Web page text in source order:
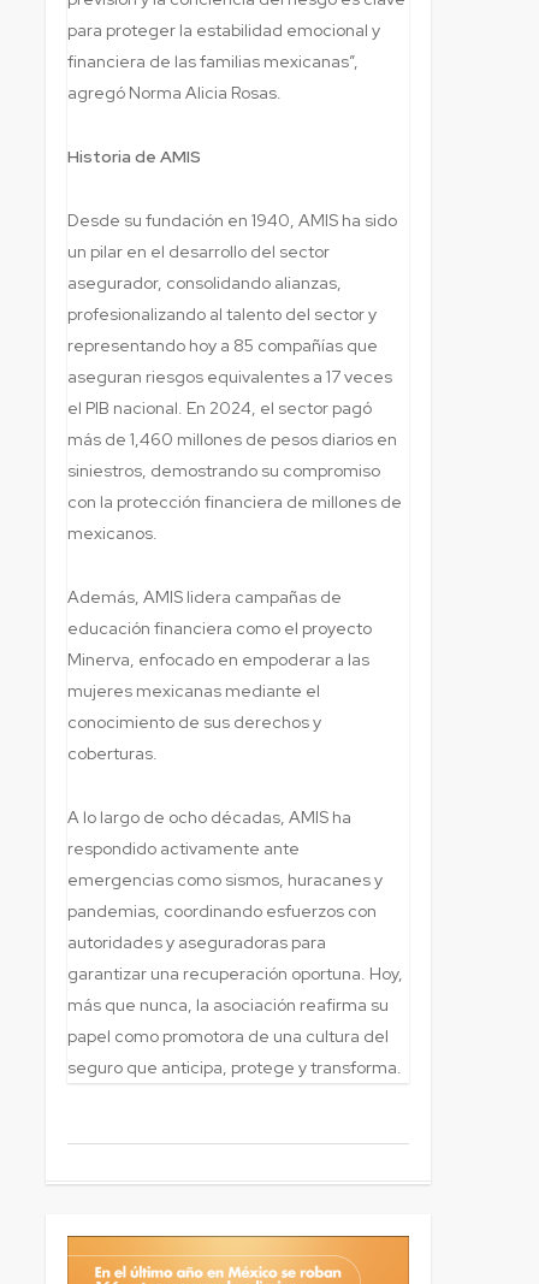
para proteger la estabilidad emocional y
financiera de las familias mexicanas”,
agregó Norma Alicia Rosas.
Historia de AMIS
Desde su fundación en 1940, AMIS ha sido
un pilar en el desarrollo del sector
asegurador, consolidando alianzas,
profesionalizando al talento del sector y
representando hoy a 85 compañías que
aseguran riesgos equivalentes a 17 veces
el PIB nacional. En 2024, el sector pagó
más de 1,460 millones de pesos diarios en
siniestros, demostrando su compromiso
con la protección financiera de millones de
mexicanos.
Además, AMIS lidera campañas de
educación financiera como el proyecto
Minerva, enfocado en empoderar a las
mujeres mexicanas mediante el
conocimiento de sus derechos y
coberturas.
A lo largo de ocho décadas, AMIS ha
respondido activamente ante
emergencias como sismos, huracanes y
pandemias, coordinando esfuerzos con
autoridades y aseguradoras para
garantizar una recuperación oportuna. Hoy,
más que nunca, la asociación reafirma su
papel como promotora de una cultura del
seguro que anticipa, protege y transforma.